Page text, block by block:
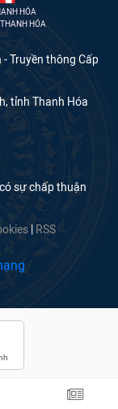
HÓA
HÓA
Truyền thông Cấp
tỉnh Thanh Hóa
sự chấp thuận
RSS